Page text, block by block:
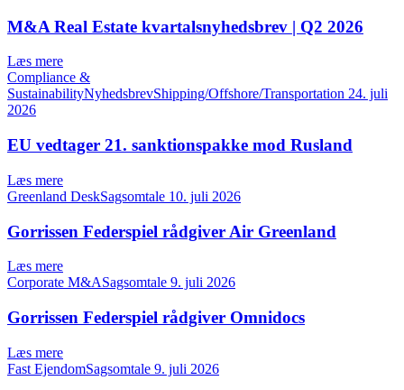
M&A Real Estate kvartalsnyhedsbrev | Q2 2026
Læs mere
Compliance &
SustainabilityNyhedsbrevShipping/Offshore/Transportation 24. juli
2026
EU vedtager 21. sanktionspakke mod Rusland
Læs mere
Greenland DeskSagsomtale 10. juli 2026
Gorrissen Federspiel rådgiver Air Greenland
Læs mere
Corporate M&ASagsomtale 9. juli 2026
Gorrissen Federspiel rådgiver Omnidocs
Læs mere
Fast EjendomSagsomtale 9. juli 2026